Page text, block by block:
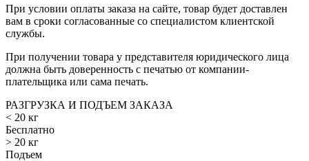
При условии оплаты заказа на сайте, товар будет доставлен
вам в сроки согласованные со специалистом клиентской
службы.
При получении товара у представителя юридического лица
должна быть доверенность с печатью от компании-
плательщика или сама печать.
РАЗГРУЗКА И ПОДЪЕМ ЗАКАЗА
< 20 кг
Бесплатно
> 20 кг
Подъем